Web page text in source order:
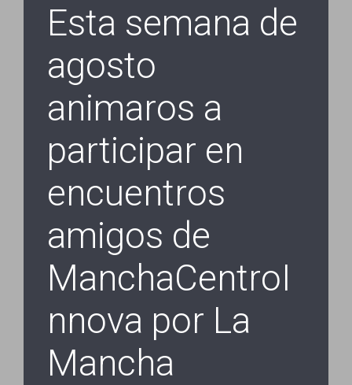
Esta semana de
agosto
animaros a
participar en
encuentros
amigos de
ManchaCentroI
nnova por La
Mancha